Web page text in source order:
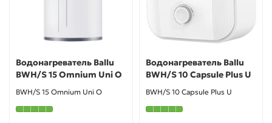
Водонагреватель Ballu
BWH/S 15 Omnium Uni O
BWH/S 15 Omnium Uni O
Водонагреватель Ballu
BWH/S 10 Capsule Plus U
BWH/S 10 Capsule Plus U